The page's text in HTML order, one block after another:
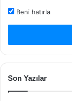
Beni hatırla
Son Yazılar